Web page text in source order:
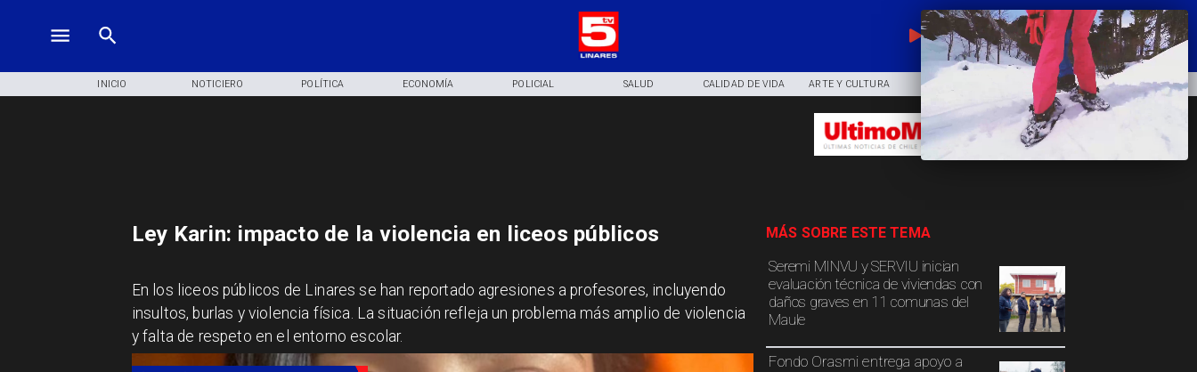
EN VIVO
INICIO NOTICIERO POLÍTICA ECONOMÍA POLICIAL SALUD CALIDAD DE VIDA ARTE Y CULTURA COMUNIDAD DEPORTES
Seremi MINVU y SERVIU inician
evaluación técnica de viviendas con
daños graves en 11 comunas del
Maule
Fondo Orasmi entrega apoyo a
MÁS SOBRE ESTE TEMA
Ley Karin: impacto de la violencia en liceos públicos
En los liceos públicos de Linares se han reportado agresiones a profesores, incluyendo
insultos, burlas y violencia física. La situación refleja un problema más amplio de violencia
y falta de respeto en el entorno escolar.